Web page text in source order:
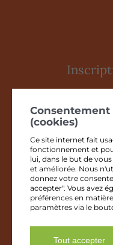
En complétant les champs
transmettre vos
dispositions de laLoi
d'utilisation et politique
(cookies)
Ce site internet fait
fonctionnement et
lui, dans le but de
et améliorée. Nous
donnez votre
accepter". Vous avez
préférences en
paramètres via le
Tout accepter